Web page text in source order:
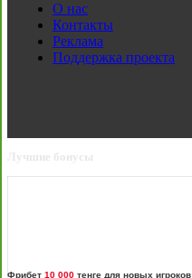
О нас
Контакты
Реклама
Поддержка проекта
Лучшие бонусы
Фрибет 10 000 тенге для новых игроков